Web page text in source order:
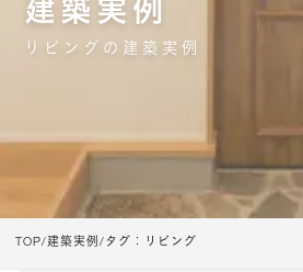
建築実例
リビングの建築実例
TOP 建築実例 タグ：リビング